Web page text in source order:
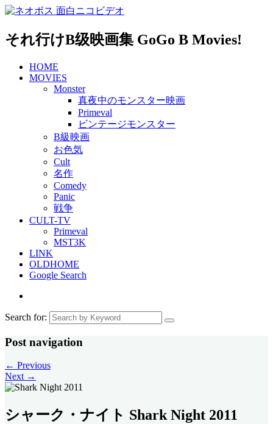
Skip
content
それ行けB级映画集 GoGo B Movies!
HOME
MOVIES
Monster
真夜中のモンスター映画
Primeval
ビンテージモンスター
B級映画
お色気
Cult
名作
Comedy
Panic
戦争
CULT-TV
Primeval
MST3K
LINK
OLDHOME
Google Search
Search for:
Post navigation
← Previous
Next →
シャーク・ナイト Shark Night 2011